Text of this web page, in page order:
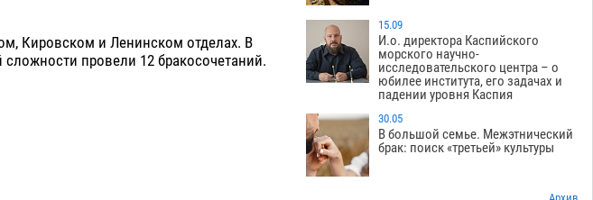
Кировском и Ленинском отделах. В
провели 12 бракосочетаний.
15.09
И.о. директора Каспийского
морского научно-
исследовательского центра – о
юбилее института, его задачах и
падении уровня Каспия
30.05
В большой семье. Межэтнический
брак: поиск «третьей» культуры